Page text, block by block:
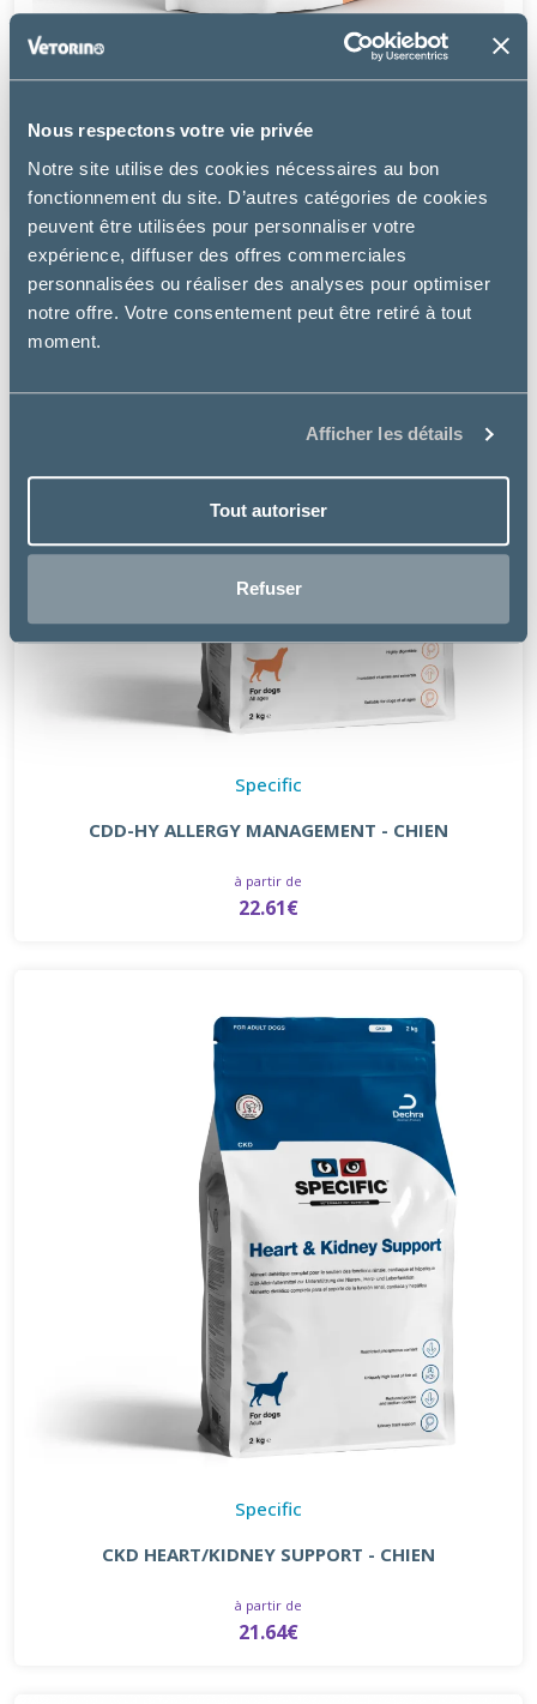
Nous respectons votre vie privée
Notre site utilise des cookies nécessaires au bon
fonctionnement du site. D’autres catégories de cookies
peuvent être utilisées pour personnaliser votre
expérience, diffuser des offres commerciales
personnalisées ou réaliser des analyses pour optimiser
notre offre. Votre consentement peut être retiré à tout
moment.
Afficher les détails
Tout autoriser
Refuser
Specific
HYPOALLERGENIC TREATS – FRIANDISES CHIEN
5.99 €
Specific
CDD-HY ALLERGY MANAGEMENT - CHIEN
à partir de
22.61€
Specific
CKD HEART/KIDNEY SUPPORT - CHIEN
à partir de
21.64€